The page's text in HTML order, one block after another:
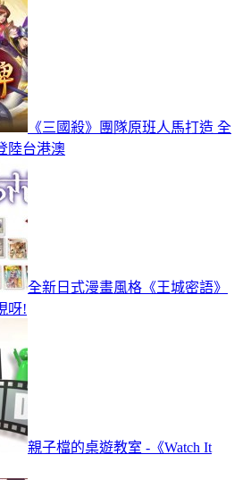
《三國殺》團隊原班人馬打造 全
陸台港澳
全新日式漫畫風格《王城密語》
呀!
親子檔的桌遊教室 -《Watch It